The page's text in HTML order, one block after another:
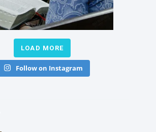
LOAD MORE
Follow on Instagram